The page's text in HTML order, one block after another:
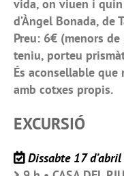
vida, on viuen i quin
d’Àngel Bonada, de
Preu: 6€ (menors
teniu, porteu
És aconsellable
amb cotxes propis.
EXCURSIÓ
Dissabte 17 d’abril